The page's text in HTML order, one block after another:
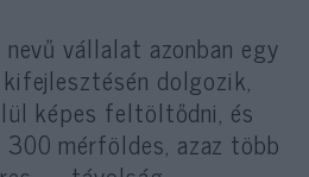
vállalat azonban egy
dolgozik,
képes feltöltődni, és
mérföldes, azaz több